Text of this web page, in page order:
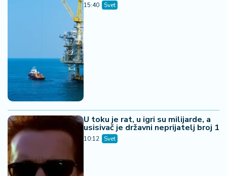
15:40 Svet
U toku je rat, u igri su milijarde, a
usisivač je državni neprijatelj broj 1
10:12 Svet